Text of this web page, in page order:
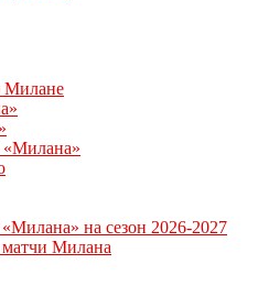
Милане
«Милана»
на сезон 2026-2027
Милана